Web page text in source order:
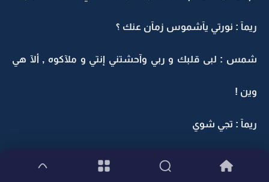
ريمآ : نورتي يآشموس زمآن عنك ؟
شمس : لبى قلبك و ربي وآحشتني إنتي و ملآكوه , ألآ هي
وين !
ريمآ : تجي شوي